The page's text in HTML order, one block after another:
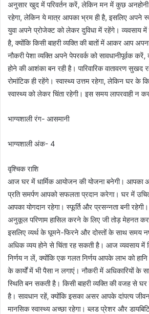
अनुसार खुद में परिवर्तन करें, लेकिन मन में कुछ
रहेगा, लेकिन ये मात्र आपका भ्रम ही है, इसलिए अपने
युवा अपने प्रोजेक्ट को लेकर दुविधा में रहेंगे। व्यवसाय
है, क्योंकि किसी बाहरी व्यक्ति की बातों में आकर आप
नौकरी पेशा व्यक्ति अपने पेपरवर्क को सावधानीपूर्वक
होने की आशंका बन रही है। पारिवारिक वातावरण सुखद
रोमांटिक ही रहेंगे। स्वास्थ्य उत्तम रहेगा, लेकिन घर के
स्वास्थ्य को लेकर चिंता रहेगी। इस समय लापरवाही न
भाग्यशाली रंग- आसमानी
भाग्यशाली अंक- 4
वृश्चिक राशि
आज घर में धार्मिक आयोजन की योजना बनेगी। आपका
प्रति समर्पण आपको सफलता प्रदान करेगा। घर में
आपका योगदान रहेगा। स्फूर्ति और प्रसन्नता बनी रहेगी।
अनुकूल परिणाम हासिल करने के लिए जी तोड़ मेहनत
इसलिए व्यर्थ के घूमने-फिरने और दोस्तों के साथ समय
अधिक व्यय होने से चिंता रह सकती है। आज व्यवसाय में
निर्णय न लें, क्योंकि एक गलत निर्णय आपके लाभ को
के कार्यों में भी पैसा न लगाएं। नौकरी में अधिकारियों
स्थिति बन सकती है। किसी बाहरी व्यक्ति की वजह से
है। सावधान रहें, क्योंकि इसका असर आपके दांपत्य
मानसिक स्वास्थ्य अच्छा रहेगा। ब्लड प्रेशर और